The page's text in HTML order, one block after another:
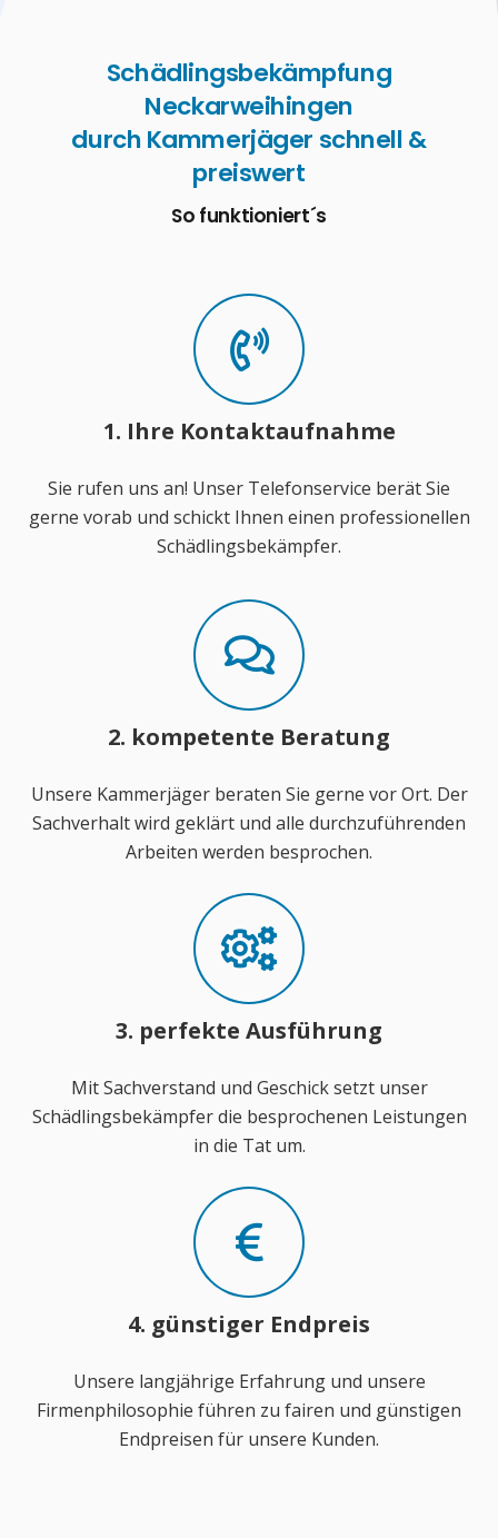
Schädlingsbekämpfung
Neckarweihingen
durch Kammerjäger schnell &
preiswert
So funktioniert´s
1. Ihre Kontaktaufnahme
Sie rufen uns an! Unser Telefonservice berät Sie
gerne vorab und schickt Ihnen einen professionellen
Schädlingsbekämpfer.
2. kompetente Beratung
Unsere Kammerjäger beraten Sie gerne vor Ort. Der
Sachverhalt wird geklärt und alle durchzuführenden
Arbeiten werden besprochen.
3. perfekte Ausführung
Mit Sachverstand und Geschick setzt unser
Schädlingsbekämpfer die besprochenen Leistungen
in die Tat um.
4. günstiger Endpreis
Unsere langjährige Erfahrung und unsere
Firmenphilosophie führen zu fairen und günstigen
Endpreisen für unsere Kunden.